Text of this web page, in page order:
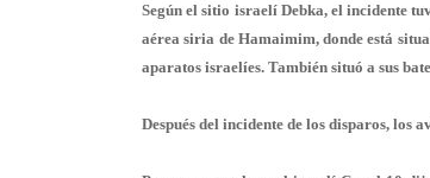
Según el sitio israelí Debka, el incidente
aérea siria de Hamaimim, donde está
aparatos israelíes. También situó a sus
Después del incidente de los disparos, los